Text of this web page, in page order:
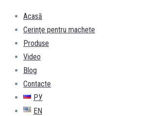
Acasă
Cerinţe pentru machete
Produse
Video
Blog
Contacte
РУ
EN